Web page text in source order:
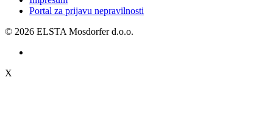
Portal za prijavu nepravilnosti
© 2026 ELSTA Mosdorfer d.o.o.
X